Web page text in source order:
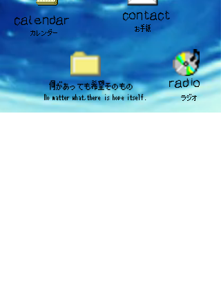
​calendar
​カレンダー
​contact
​お手紙
​何があっても希望そのもの
No matter what,there is hope itself.
​radio
​ラジオ